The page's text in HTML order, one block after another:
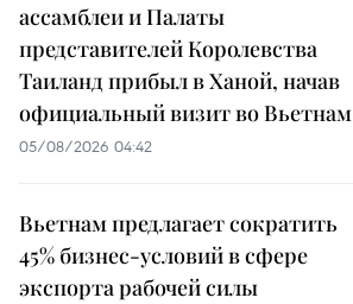
ассамблеи и Палаты
представителей Королевства
Таиланд прибыл в Ханой, начав
официальный визит во Вьетнам
05/08/2026 04:42
Вьетнам предлагает сократить
45% бизнес-условий в сфере
экспорта рабочей силы